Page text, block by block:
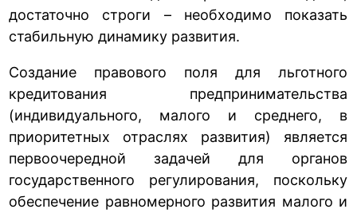
достаточно строги – необходимо показать
стабильную динамику развития.
Создание правового поля для льготного
кредитования предпринимательства
(индивидуального, малого и среднего, в
приоритетных отраслях развития) является
первоочередной задачей для органов
государственного регулирования, поскольку
обеспечение равномерного развития малого и